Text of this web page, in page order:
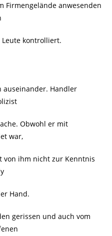
Firmengelände anwesenden
kontrolliert.
auseinander. Handler
Obwohl er mit
war,
von ihm nicht zur Kenntnis
Hand.
gerissen und auch vom